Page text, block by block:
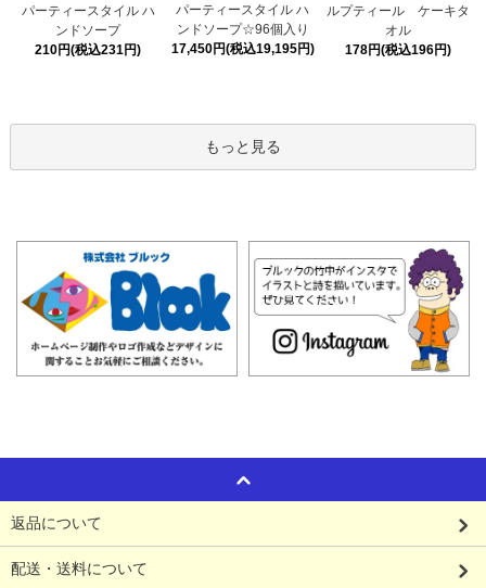
パーティースタイル ハ
ンドソープ
210円(税込231円)
パーティースタイル ハ
ンドソープ☆96個入り
17,450円(税込19,195円)
ルプティール ケーキタ
オル
178円(税込196円)
もっと見る
返品について
配送・送料について